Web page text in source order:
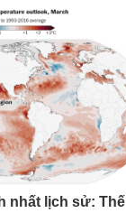
nhất lịch sử: Thế